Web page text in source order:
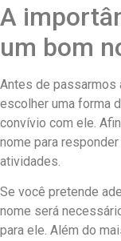
A
um bom
Antes de passarmos
escolher uma forma
convívio com ele.
nome para
atividades.
Se você pretende
nome será
para ele. Além do